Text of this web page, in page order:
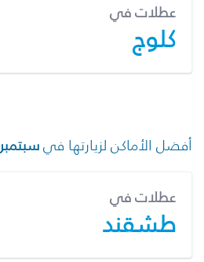
عطلات في
كلوج
أفضل الأماكن لزيارتها فيسبتمبر
عطلات في
طشقند